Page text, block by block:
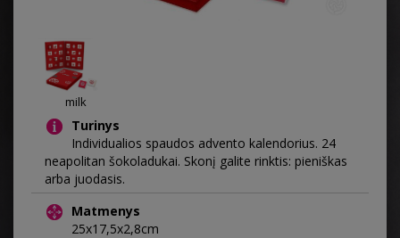
milk
Turinys
Individualios spaudos advento kalendorius. 24
neapolitan šokoladukai. Skonį galite rinktis: pieniškas
arba juodasis.
Matmenys
25х17,5х2,8cm